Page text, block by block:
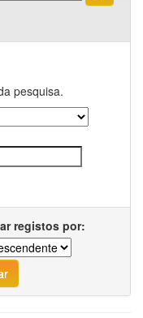
pesquisa.
registos por: